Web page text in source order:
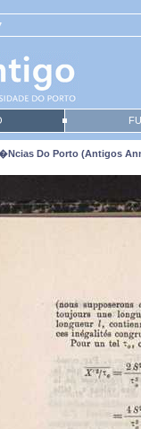
Do Porto (antigos